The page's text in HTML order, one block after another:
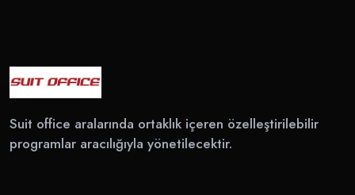
Suit office aralarında ortaklık içeren özelleştirilebilir
programlar aracılığıyla yönetilecektir.